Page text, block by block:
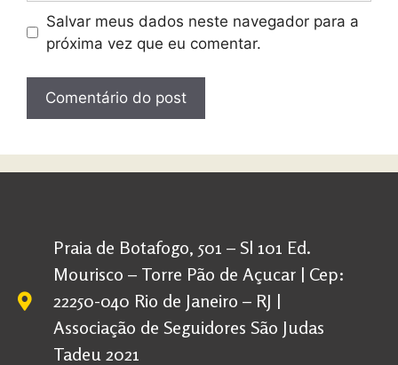
Salvar meus dados neste navegador para a
próxima vez que eu comentar.
Praia de Botafogo, 501 – Sl 101 Ed.
Mourisco – Torre Pão de Açucar | Cep:
22250-040 Rio de Janeiro – RJ |
Associação de Seguidores São Judas
Tadeu 2021